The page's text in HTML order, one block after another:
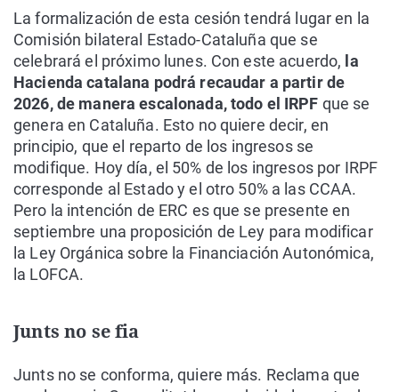
La formalización de esta cesión tendrá lugar en la
Comisión bilateral Estado-Cataluña que se
celebrará el próximo lunes. Con este acuerdo, la
Hacienda catalana podrá recaudar a partir de
2026, de manera escalonada, todo el IRPF que se
genera en Cataluña. Esto no quiere decir, en
principio, que el reparto de los ingresos se
modifique. Hoy día, el 50% de los ingresos por IRPF
corresponde al Estado y el otro 50% a las CCAA.
Pero la intención de ERC es que se presente en
septiembre una proposición de Ley para modificar
la Ley Orgánica sobre la Financiación Autonómica,
la LOFCA.
Junts no se fia
Junts no se conforma, quiere más. Reclama que